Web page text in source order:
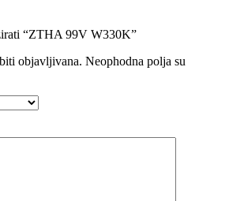
“ZTHA 99V W330K”
objavljivana. Neophodna polja su